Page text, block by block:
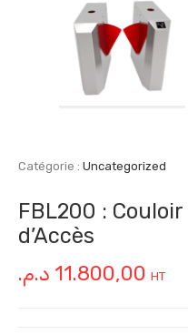
Catégorie : Uncategorized
FBL200 :
d’Accès
11.800,00 د.م. HT